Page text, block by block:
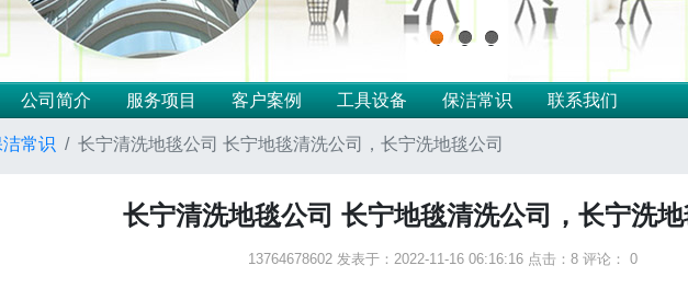
1 2 3
公司简介 服务项目 客户案例 工具设备 保洁常识 联系我们
常识 长宁清洗地毯公司 长宁地毯清洗公司，长宁洗地毯公司
长宁清洗地毯公司 长宁地毯清洗公司，长宁洗
13764678602 发表于：2022-11-16 06:16:16 点击：8 评论： 0